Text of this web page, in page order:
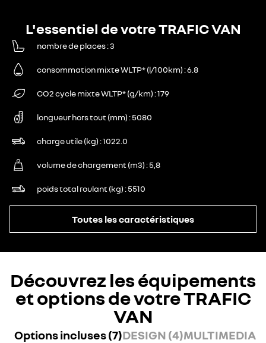
L'essentiel de votre TRAFIC VAN
nombre de places 3
consommation mixte WLTP* (l/100km) 6.8
CO2 cycle mixte WLTP* (g/km) 179
longueur hors tout (mm) 5080
charge utile (kg) 1022.0
volume de chargement (m3) 5,8
poids total roulant (kg) 5510
Toutes les caractéristiques
Découvrez les équipements
et options de votre TRAFIC
VAN
Options incluses (7)DESIGN (4)MULTIMEDIA